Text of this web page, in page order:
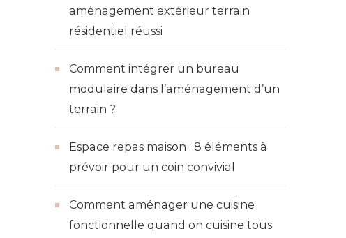
aménagement extérieur terrain
résidentiel réussi
Comment intégrer un bureau
modulaire dans l’aménagement d’un
terrain ?
Espace repas maison : 8 éléments à
prévoir pour un coin convivial
Comment aménager une cuisine
fonctionnelle quand on cuisine tous